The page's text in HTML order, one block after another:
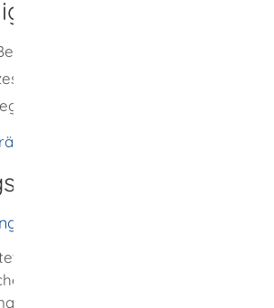
Stelle
des Unternehmenssitzes
der betroffenen Außenstelle)
Freiburg
nach dem
Antragsberechtigt
oder juristische